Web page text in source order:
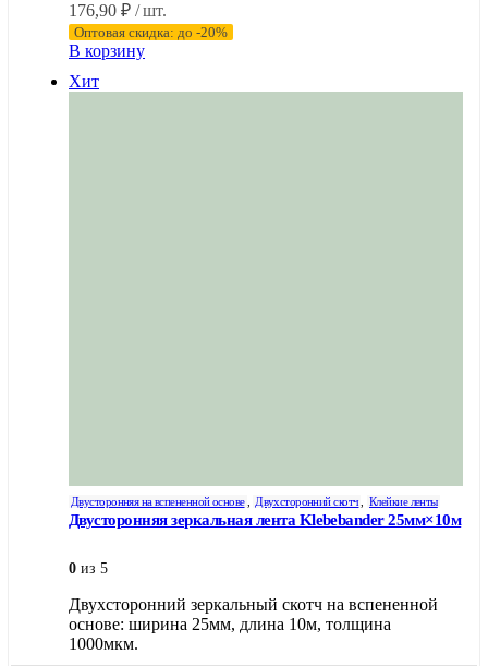
176,90 ₽ / шт.
Оптовая скидка: до -20%
В корзину
Хит
Двусторонняя на вспененной основе , Двухсторонний скотч, Клейкие ленты
Двусторонняя зеркальная лента Klebebander 25мм×10м
0 из 5
Двухсторонний зеркальный скотч на вспененной
основе: ширина 25мм, длина 10м, толщина
1000мкм.